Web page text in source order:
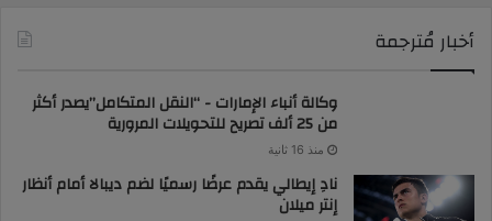
أخبار مُترجمة
وكالة أنباء الإمارات - “النقل المتكامل”يصدر أكثر
من 25 ألف تصريح للتحويلات المرورية
منذ 16 ثانية
نادِ إيطالي يقدم عرضًا رسميًا لضم ديبالا أمام أنظار
إنتر ميلان